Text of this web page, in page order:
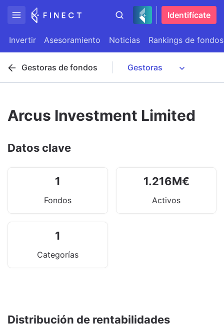
Identifícate
Invertir Asesoramiento Noticias Rankings de fondos
Gestoras de fondos
Arcus Investment Limited
Datos clave
1
Fondos
1.216M€
Activos
1
Categorías
Distribución de rentabilidades